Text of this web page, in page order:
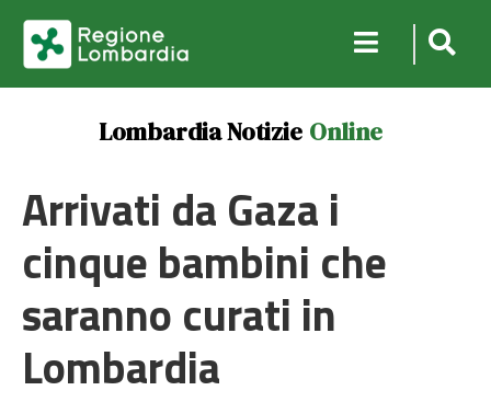
Lombardia Notizie Online
Arrivati da Gaza i
cinque bambini che
saranno curati in
Lombardia